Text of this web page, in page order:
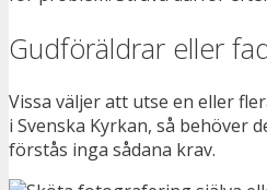
Gudföräldrar eller
Vissa väljer att utse en eller
i Svenska Kyrkan, så behöver
förstås inga sådana krav.